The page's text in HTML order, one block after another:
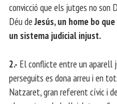
convicció que els jutges no son
Déu deJesús, un home bo
un sistema judicial injust.
2.- El conflicte entre un aparell
perseguits es dona arreu i en
Natzaret, gran referent cívic i